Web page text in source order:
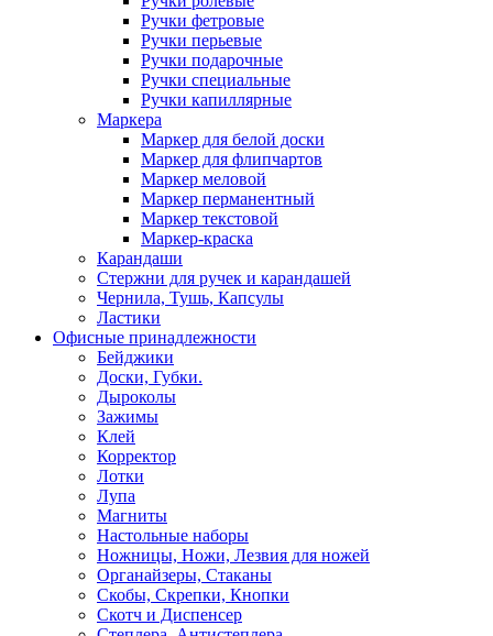
Ручки фетровые
Ручки перьевые
Ручки подарочные
Ручки специальные
Ручки капиллярные
Маркера
Маркер для белой доски
Маркер для флипчартов
Маркер меловой
Маркер перманентный
Маркер текстовой
Маркер-краска
Карандаши
Стержни для ручек и карандашей
Чернила, Тушь, Капсулы
Ластики
Офисные принадлежности
Бейджики
Доски, Губки.
Дыроколы
Зажимы
Клей
Корректор
Лотки
Лупа
Магниты
Настольные наборы
Ножницы, Ножи, Лезвия для ножей
Органайзеры, Стаканы
Скобы, Скрепки, Кнопки
Скотч и Диспенсер